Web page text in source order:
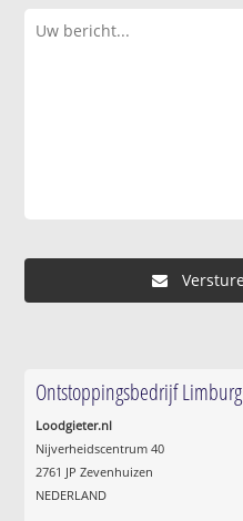
Ontstoppingsbedrijf Limburg
Loodgieter.nl
Nijverheidscentrum 40
2761 JP Zevenhuizen
NEDERLAND